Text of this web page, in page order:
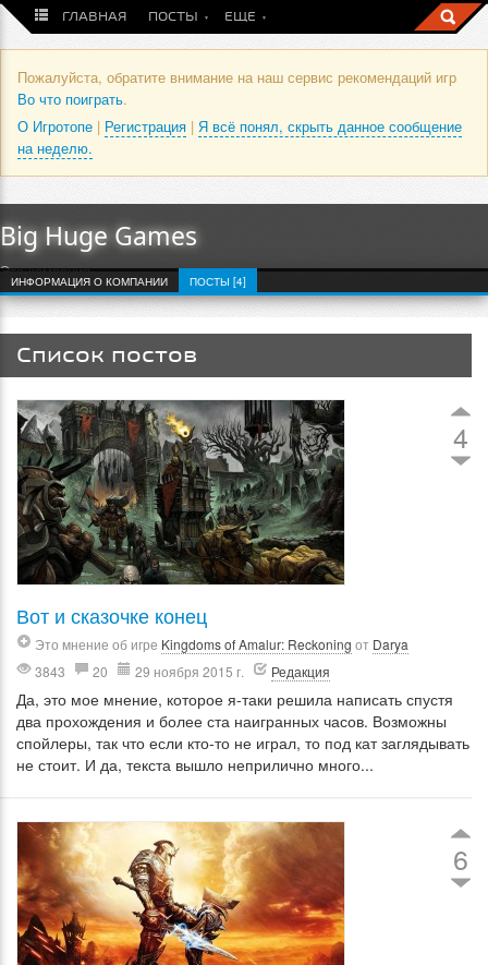
ГЛАВНАЯ ПОСТЫ ЕЩЕ
Пожалуйста, обратите внимание на наш сервис рекомендаций игр
Во что поиграть.
О Игротопе | Регистрация | Я всё понял, скрыть данное сообщение
на неделю.
Big Huge Games
Это компания
ИНФОРМАЦИЯ О КОМПАНИИ ПОСТЫ [4]
Список постов
4
Вот и сказочке конец
Это мнение об игре Kingdoms of Amalur: Reckoning от Darya
3843
20 29 ноября 2015 г. Редакция
Да, это мое мнение, которое я-таки решила написать спустя
два прохождения и более ста наигранных часов. Возможны
спойлеры, так что если кто-то не играл, то под кат заглядывать
не стоит. И да, текста вышло неприлично много...
6